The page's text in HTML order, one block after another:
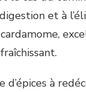
et à
d’épices à